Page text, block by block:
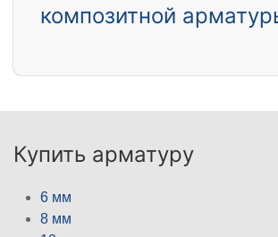
композитной
Купить арматуру
6 мм
8 мм